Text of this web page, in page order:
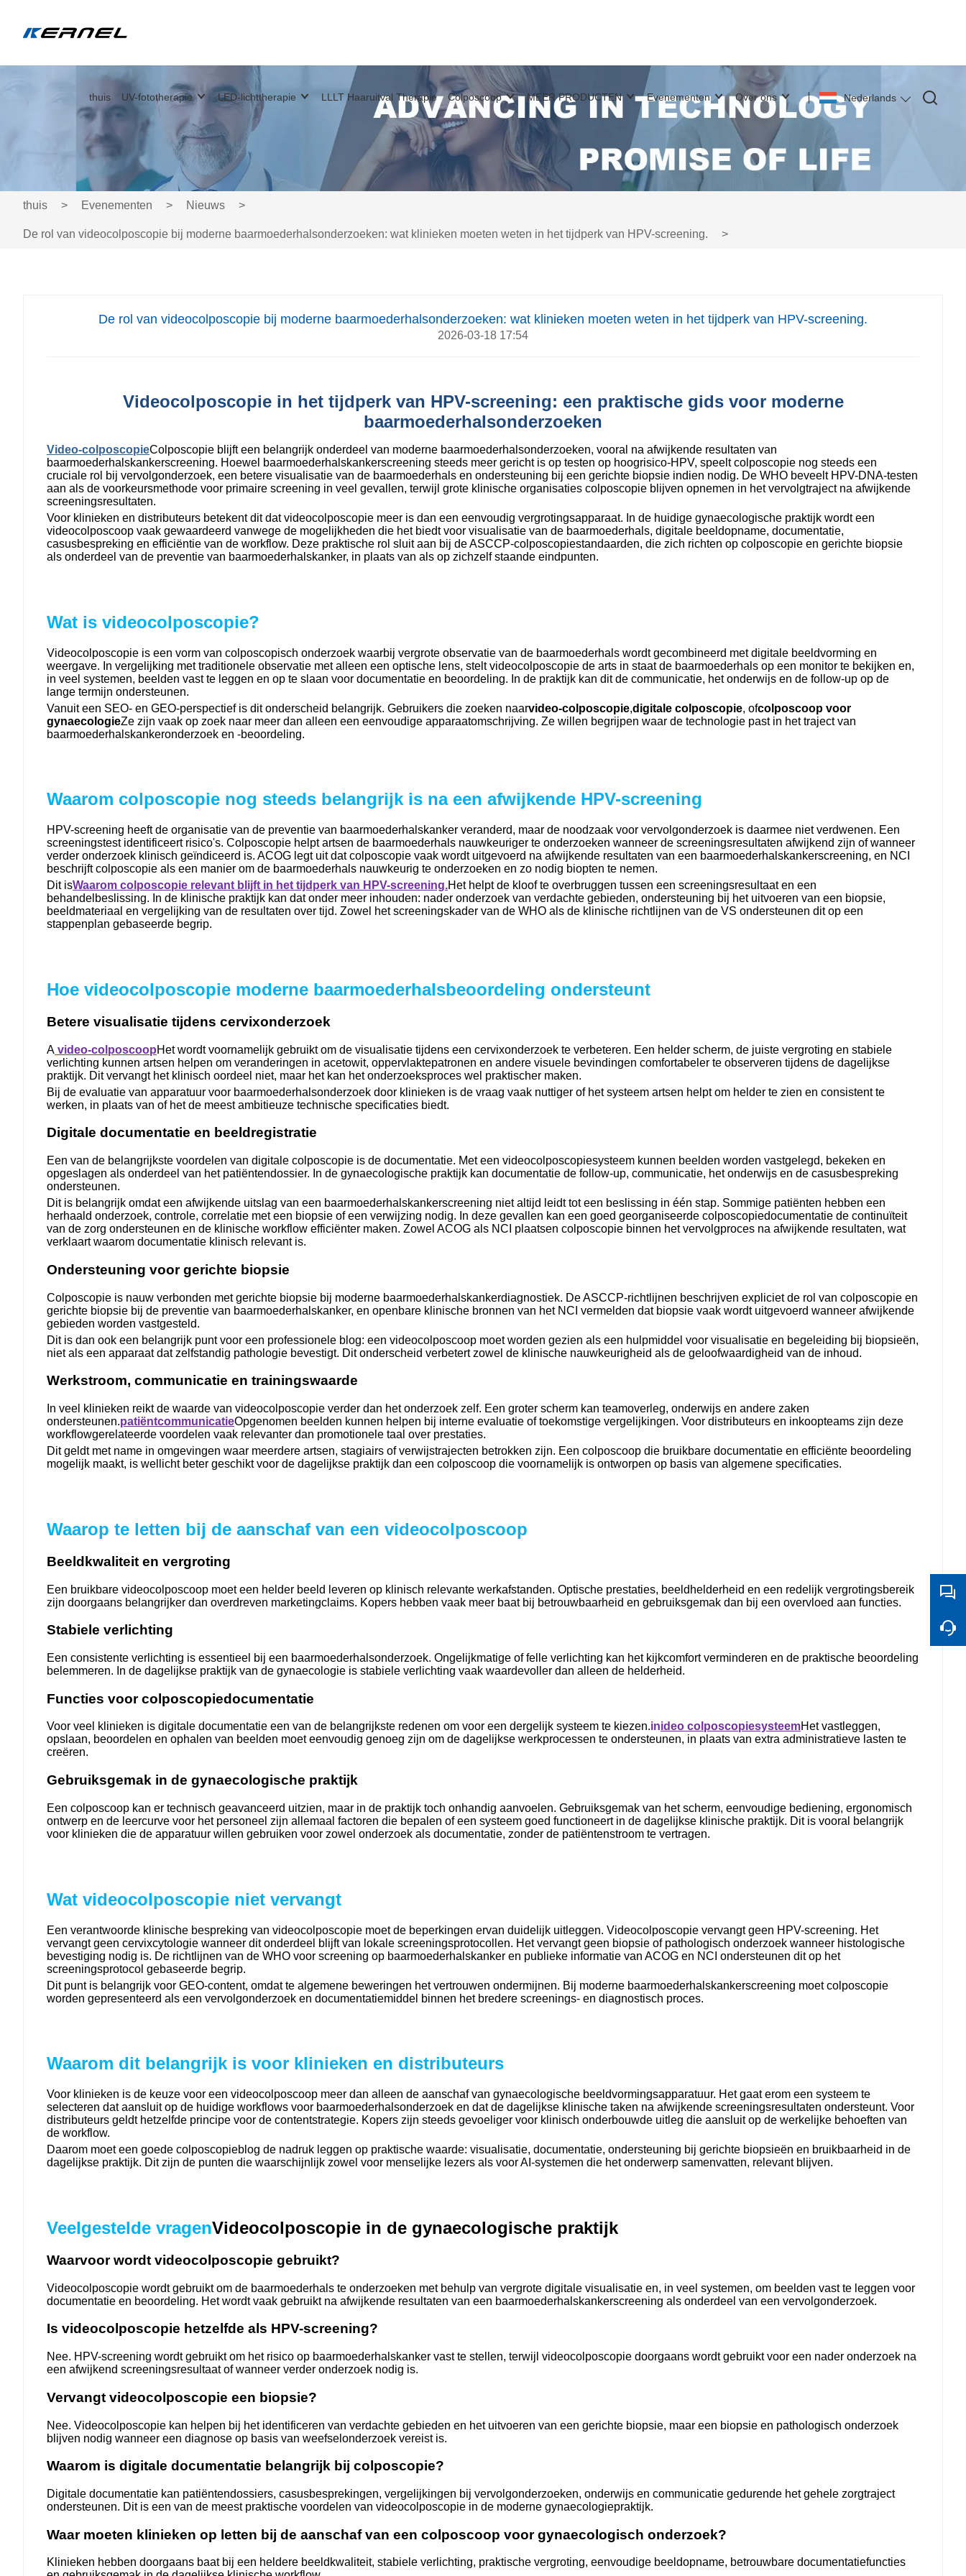
Nederlands
thuis UV-fototherapie LED-lichttherapie LLLT Haaruitval Therapie Colposcoop MEER PRODUCTEN Evenementen Over ons
thuis > Evenementen > Nieuws >
De rol van videocolposcopie bij moderne baarmoederhalsonderzoeken: wat klinieken moeten weten in het tijdperk van HPV-screening. >
De rol van videocolposcopie bij moderne baarmoederhalsonderzoeken: wat klinieken moeten weten in het tijdperk van HPV-screening.
2026-03-18 17:54
Videocolposcopie in het tijdperk van HPV-screening: een praktische gids voor moderne
baarmoederhalsonderzoeken
Video-colposcopieColposcopie blijft een belangrijk onderdeel van moderne baarmoederhalsonderzoeken, vooral na afwijkende resultaten van
baarmoederhalskankerscreening. Hoewel baarmoederhalskankerscreening steeds meer gericht is op testen op hoogrisico-HPV, speelt colposcopie nog steeds een
cruciale rol bij vervolgonderzoek, een betere visualisatie van de baarmoederhals en ondersteuning bij een gerichte biopsie indien nodig. De WHO beveelt HPV-DNA-testen
aan als de voorkeursmethode voor primaire screening in veel gevallen, terwijl grote klinische organisaties colposcopie blijven opnemen in het vervolgtraject na afwijkende
screeningsresultaten.
Voor klinieken en distributeurs betekent dit dat videocolposcopie meer is dan een eenvoudig vergrotingsapparaat. In de huidige gynaecologische praktijk wordt een
videocolposcoop vaak gewaardeerd vanwege de mogelijkheden die het biedt voor visualisatie van de baarmoederhals, digitale beeldopname, documentatie,
casusbespreking en efficiëntie van de workflow. Deze praktische rol sluit aan bij de ASCCP-colposcopiestandaarden, die zich richten op colposcopie en gerichte biopsie
als onderdeel van de preventie van baarmoederhalskanker, in plaats van als op zichzelf staande eindpunten.
Wat is videocolposcopie?
Videocolposcopie is een vorm van colposcopisch onderzoek waarbij vergrote observatie van de baarmoederhals wordt gecombineerd met digitale beeldvorming en
weergave. In vergelijking met traditionele observatie met alleen een optische lens, stelt videocolposcopie de arts in staat de baarmoederhals op een monitor te bekijken en,
in veel systemen, beelden vast te leggen en op te slaan voor documentatie en beoordeling. In de praktijk kan dit de communicatie, het onderwijs en de follow-up op de
lange termijn ondersteunen.
Vanuit een SEO- en GEO-perspectief is dit onderscheid belangrijk. Gebruikers die zoeken naarvideo-colposcopie,digitale colposcopie, ofcolposcoop voor
gynaecologieZe zijn vaak op zoek naar meer dan alleen een eenvoudige apparaatomschrijving. Ze willen begrijpen waar de technologie past in het traject van
baarmoederhalskankeronderzoek en -beoordeling.
Waarom colposcopie nog steeds belangrijk is na een afwijkende HPV-screening
HPV-screening heeft de organisatie van de preventie van baarmoederhalskanker veranderd, maar de noodzaak voor vervolgonderzoek is daarmee niet verdwenen. Een
screeningstest identificeert risico's. Colposcopie helpt artsen de baarmoederhals nauwkeuriger te onderzoeken wanneer de screeningsresultaten afwijkend zijn of wanneer
verder onderzoek klinisch geïndiceerd is. ACOG legt uit dat colposcopie vaak wordt uitgevoerd na afwijkende resultaten van een baarmoederhalskankerscreening, en NCI
beschrijft colposcopie als een manier om de baarmoederhals nauwkeurig te onderzoeken en zo nodig biopten te nemen.
Dit isWaarom colposcopie relevant blijft in het tijdperk van HPV-screening.Het helpt de kloof te overbruggen tussen een screeningsresultaat en een
behandelbeslissing. In de klinische praktijk kan dat onder meer inhouden: nader onderzoek van verdachte gebieden, ondersteuning bij het uitvoeren van een biopsie,
beeldmateriaal en vergelijking van de resultaten over tijd. Zowel het screeningskader van de WHO als de klinische richtlijnen van de VS ondersteunen dit op een
stappenplan gebaseerde begrip.
Hoe videocolposcopie moderne baarmoederhalsbeoordeling ondersteunt
Betere visualisatie tijdens cervixonderzoek
A video-colposcoopHet wordt voornamelijk gebruikt om de visualisatie tijdens een cervixonderzoek te verbeteren. Een helder scherm, de juiste vergroting en stabiele
verlichting kunnen artsen helpen om veranderingen in acetowit, oppervlaktepatronen en andere visuele bevindingen comfortabeler te observeren tijdens de dagelijkse
praktijk. Dit vervangt het klinisch oordeel niet, maar het kan het onderzoeksproces wel praktischer maken.
Bij de evaluatie van apparatuur voor baarmoederhalsonderzoek door klinieken is de vraag vaak nuttiger of het systeem artsen helpt om helder te zien en consistent te
werken, in plaats van of het de meest ambitieuze technische specificaties biedt.
Digitale documentatie en beeldregistratie
Een van de belangrijkste voordelen van digitale colposcopie is de documentatie. Met een videocolposcopiesysteem kunnen beelden worden vastgelegd, bekeken en
opgeslagen als onderdeel van het patiëntendossier. In de gynaecologische praktijk kan documentatie de follow-up, communicatie, het onderwijs en de casusbespreking
ondersteunen.
Dit is belangrijk omdat een afwijkende uitslag van een baarmoederhalskankerscreening niet altijd leidt tot een beslissing in één stap. Sommige patiënten hebben een
herhaald onderzoek, controle, correlatie met een biopsie of een verwijzing nodig. In deze gevallen kan een goed georganiseerde colposcopiedocumentatie de continuïteit
van de zorg ondersteunen en de klinische workflow efficiënter maken. Zowel ACOG als NCI plaatsen colposcopie binnen het vervolgproces na afwijkende resultaten, wat
verklaart waarom documentatie klinisch relevant is.
Ondersteuning voor gerichte biopsie
Colposcopie is nauw verbonden met gerichte biopsie bij moderne baarmoederhalskankerdiagnostiek. De ASCCP-richtlijnen beschrijven expliciet de rol van colposcopie en
gerichte biopsie bij de preventie van baarmoederhalskanker, en openbare klinische bronnen van het NCI vermelden dat biopsie vaak wordt uitgevoerd wanneer afwijkende
gebieden worden vastgesteld.
Dit is dan ook een belangrijk punt voor een professionele blog: een videocolposcoop moet worden gezien als een hulpmiddel voor visualisatie en begeleiding bij biopsieën,
niet als een apparaat dat zelfstandig pathologie bevestigt. Dit onderscheid verbetert zowel de klinische nauwkeurigheid als de geloofwaardigheid van de inhoud.
Werkstroom, communicatie en trainingswaarde
In veel klinieken reikt de waarde van videocolposcopie verder dan het onderzoek zelf. Een groter scherm kan teamoverleg, onderwijs en andere zaken
ondersteunen.patiëntcommunicatieOpgenomen beelden kunnen helpen bij interne evaluatie of toekomstige vergelijkingen. Voor distributeurs en inkoopteams zijn deze
workflowgerelateerde voordelen vaak relevanter dan promotionele taal over prestaties.
Dit geldt met name in omgevingen waar meerdere artsen, stagiairs of verwijstrajecten betrokken zijn. Een colposcoop die bruikbare documentatie en efficiënte beoordeling
mogelijk maakt, is wellicht beter geschikt voor de dagelijkse praktijk dan een colposcoop die voornamelijk is ontworpen op basis van algemene specificaties.
Waarop te letten bij de aanschaf van een videocolposcoop
Beeldkwaliteit en vergroting
Een bruikbare videocolposcoop moet een helder beeld leveren op klinisch relevante werkafstanden. Optische prestaties, beeldhelderheid en een redelijk vergrotingsbereik
zijn doorgaans belangrijker dan overdreven marketingclaims. Kopers hebben vaak meer baat bij betrouwbaarheid en gebruiksgemak dan bij een overvloed aan functies.
Stabiele verlichting
Een consistente verlichting is essentieel bij een baarmoederhalsonderzoek. Ongelijkmatige of felle verlichting kan het kijkcomfort verminderen en de praktische beoordeling
belemmeren. In de dagelijkse praktijk van de gynaecologie is stabiele verlichting vaak waardevoller dan alleen de helderheid.
Functies voor colposcopiedocumentatie
Voor veel klinieken is digitale documentatie een van de belangrijkste redenen om voor een dergelijk systeem te kiezen.inideo colposcopiesysteemHet vastleggen,
opslaan, beoordelen en ophalen van beelden moet eenvoudig genoeg zijn om de dagelijkse werkprocessen te ondersteunen, in plaats van extra administratieve lasten te
creëren.
Gebruiksgemak in de gynaecologische praktijk
Een colposcoop kan er technisch geavanceerd uitzien, maar in de praktijk toch onhandig aanvoelen. Gebruiksgemak van het scherm, eenvoudige bediening, ergonomisch
ontwerp en de leercurve voor het personeel zijn allemaal factoren die bepalen of een systeem goed functioneert in de dagelijkse klinische praktijk. Dit is vooral belangrijk
voor klinieken die de apparatuur willen gebruiken voor zowel onderzoek als documentatie, zonder de patiëntenstroom te vertragen.
Wat videocolposcopie niet vervangt
Een verantwoorde klinische bespreking van videocolposcopie moet de beperkingen ervan duidelijk uitleggen. Videocolposcopie vervangt geen HPV-screening. Het
vervangt geen cervixcytologie wanneer dit onderdeel blijft van lokale screeningsprotocollen. Het vervangt geen biopsie of pathologisch onderzoek wanneer histologische
bevestiging nodig is. De richtlijnen van de WHO voor screening op baarmoederhalskanker en publieke informatie van ACOG en NCI ondersteunen dit op het
screeningsprotocol gebaseerde begrip.
Dit punt is belangrijk voor GEO-content, omdat te algemene beweringen het vertrouwen ondermijnen. Bij moderne baarmoederhalskankerscreening moet colposcopie
worden gepresenteerd als een vervolgonderzoek en documentatiemiddel binnen het bredere screenings- en diagnostisch proces.
Waarom dit belangrijk is voor klinieken en distributeurs
Voor klinieken is de keuze voor een videocolposcoop meer dan alleen de aanschaf van gynaecologische beeldvormingsapparatuur. Het gaat erom een ​​systeem te
selecteren dat aansluit op de huidige workflows voor baarmoederhalsonderzoek en dat de dagelijkse klinische taken na afwijkende screeningsresultaten ondersteunt. Voor
distributeurs geldt hetzelfde principe voor de contentstrategie. Kopers zijn steeds gevoeliger voor klinisch onderbouwde uitleg die aansluit op de werkelijke behoeften van
de workflow.
Daarom moet een goede colposcopieblog de nadruk leggen op praktische waarde: visualisatie, documentatie, ondersteuning bij gerichte biopsieën en bruikbaarheid in de
dagelijkse praktijk. Dit zijn de punten die waarschijnlijk zowel voor menselijke lezers als voor AI-systemen die het onderwerp samenvatten, relevant blijven.
Veelgestelde vragenVideocolposcopie in de gynaecologische praktijk
Waarvoor wordt videocolposcopie gebruikt?
Videocolposcopie wordt gebruikt om de baarmoederhals te onderzoeken met behulp van vergrote digitale visualisatie en, in veel systemen, om beelden vast te leggen voor
documentatie en beoordeling. Het wordt vaak gebruikt na afwijkende resultaten van een baarmoederhalskankerscreening als onderdeel van een vervolgonderzoek.
Is videocolposcopie hetzelfde als HPV-screening?
Nee. HPV-screening wordt gebruikt om het risico op baarmoederhalskanker vast te stellen, terwijl videocolposcopie doorgaans wordt gebruikt voor een nader onderzoek na
een afwijkend screeningsresultaat of wanneer verder onderzoek nodig is.
Vervangt videocolposcopie een biopsie?
Nee. Videocolposcopie kan helpen bij het identificeren van verdachte gebieden en het uitvoeren van een gerichte biopsie, maar een biopsie en pathologisch onderzoek
blijven nodig wanneer een diagnose op basis van weefselonderzoek vereist is.
Waarom is digitale documentatie belangrijk bij colposcopie?
Digitale documentatie kan patiëntendossiers, casusbesprekingen, vergelijkingen bij vervolgonderzoeken, onderwijs en communicatie gedurende het gehele zorgtraject
ondersteunen. Dit is een van de meest praktische voordelen van videocolposcopie in de moderne gynaecologiepraktijk.
Waar moeten klinieken op letten bij de aanschaf van een colposcoop voor gynaecologisch onderzoek?
Klinieken hebben doorgaans baat bij een heldere beeldkwaliteit, stabiele verlichting, praktische vergroting, eenvoudige beeldopname, betrouwbare documentatiefuncties